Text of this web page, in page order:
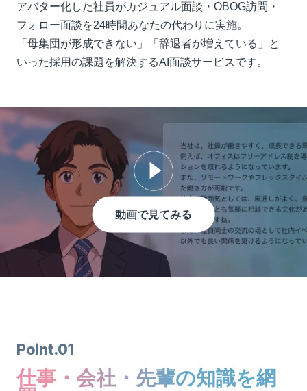
アバター化した社員がカジュアル面談・OBOG訪問・
フォロー面談を24時間あなたの代わりに実施。
「母集団が形成できない」「辞退者が増えている」と
いった採用の課題を解決するAI面談サービスです。
動画で見てみる
Point.01
仕事・会社・先輩の知識を網